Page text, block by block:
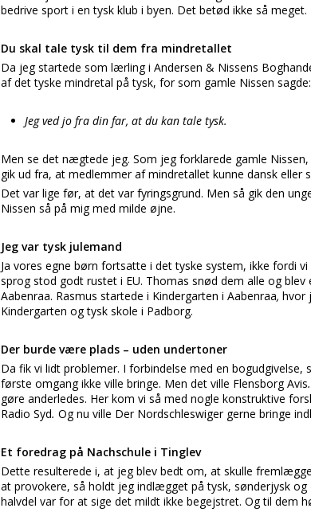
bedrive sport i en tysk klub i byen. Det betød ikke så meget.
Du skal tale tysk til dem fra mindretallet
Da jeg startede som lærling i Andersen & Nissens
af det tyske mindretal på tysk, for som gamle Nissen sagde:
Jeg ved jo fra din far, at du kan tale tysk.
Men se det nægtede jeg. Som jeg forklarede gamle
gik ud fra, at medlemmer af mindretallet kunne dansk eller
Det var lige før, at det var fyringsgrund. Men så gik den
Nissen så på mig med milde øjne.
Jeg var tysk julemand
Ja vores egne børn fortsatte i det tyske system, ikke fordi
sprog stod godt rustet i EU. Thomas snød dem alle og
Aabenraa. Rasmus startede i Kindergarten i Aabenraa, hvor
Kindergarten og tysk skole i Padborg.
Der burde være plads – uden undertoner
Da fik vi lidt problemer. I forbindelse med en
første omgang ikke ville bringe. Men det ville Flensborg Avis.
gøre anderledes. Her kom vi så med nogle konstruktive
Radio Syd. Og nu ville Der Nordschleswiger gerne bringe
Et foredrag på Nachschule i Tinglev
Dette resulterede i, at jeg blev bedt om, at skulle
at provokere, så holdt jeg indlægget på tysk, sønderjysk
halvdel var for at sige det mildt ikke begejstret. Og til dem